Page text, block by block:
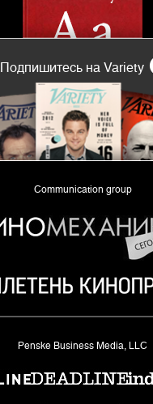
Подпишитесь на Variety
Communication group
«Planeta Inform»
Penske Business Media, LLC